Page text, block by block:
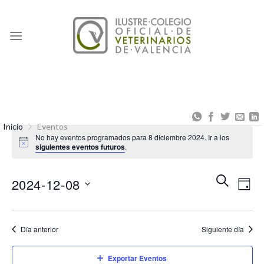
content
Inicio
Eventos
No hay eventos programados para 8 diciembre 2024. Ir a los
siguientes eventos futuros.
y
BUSCAR
de
DÍA
2024-12-08
Día anterior
Siguiente día
Exportar Eventos